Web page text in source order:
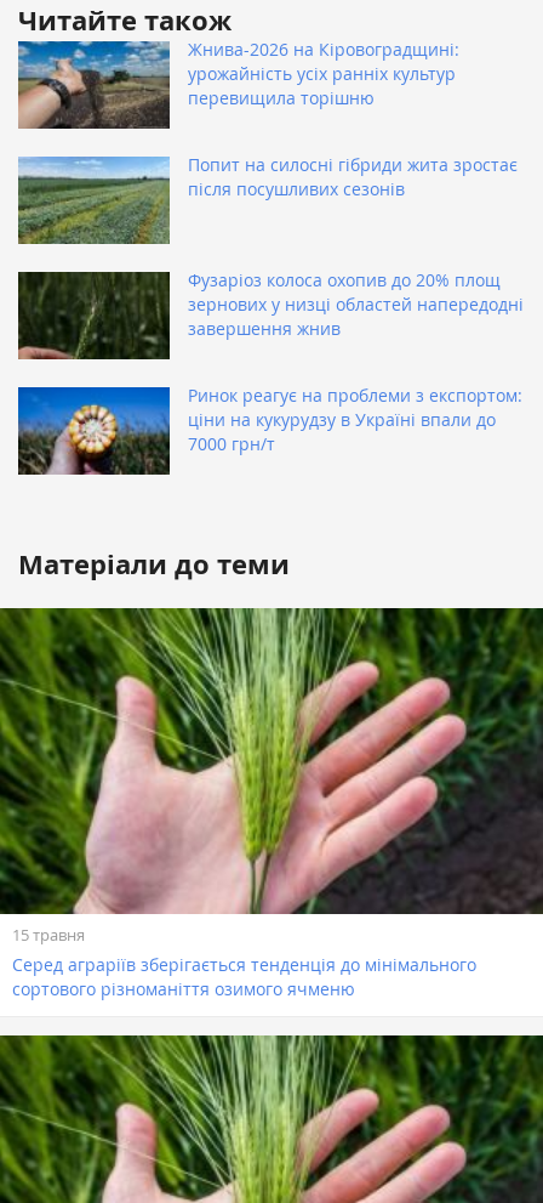
Читайте також
Жнива-2026 на Кіровоградщині:
урожайність усіх ранніх культур
перевищила торішню
Попит на силосні гібриди жита зростає
після посушливих сезонів
Фузаріоз колоса охопив до 20% площ
зернових у низці областей напередодні
завершення жнив
Ринок реагує на проблеми з експортом:
ціни на кукурудзу в Україні впали до
7000 грн/т
Матеріали до теми
15 травня
Серед аграріїв зберігається тенденція до мінімального
сортового різноманіття озимого ячменю